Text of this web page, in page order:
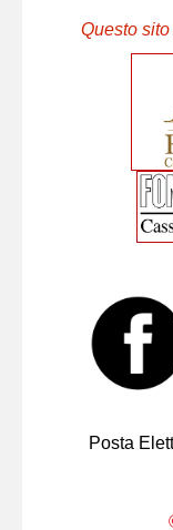
Questo
Posta